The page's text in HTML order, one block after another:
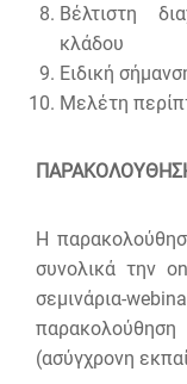
Βέλτιστη
κλάδου
Ειδική
Μελέτη
Η
συνολικά την
σεμινάρια-
(ασύγχρονη